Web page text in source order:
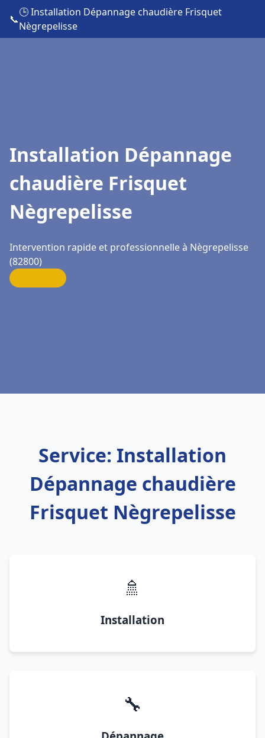
📞
🕒 Installation Dépannage chaudière Frisquet
Nègrepelisse
Installation Dépannage
chaudière Frisquet
Nègrepelisse
Intervention rapide et professionnelle à Nègrepelisse
(82800)
Service: Installation
Dépannage chaudière
Frisquet Nègrepelisse
🚿
Installation
🔧